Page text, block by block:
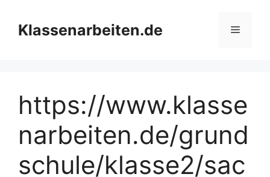
Inhalt
springenKlassenarbeiten.de Menü
https://www.klasse
narbeiten.de/grund
schule/klasse2/sac